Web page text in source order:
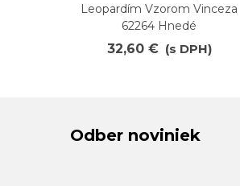
Leopardím Vzorom Vinceza
62264 Hnedé
32,60 € (s DPH)
Odber noviniek